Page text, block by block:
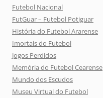
Futebol Nacional
FutGuar – Futebol Potiguar
História do Futebol Ararense
Imortais do Futebol
Jogos Perdidos
Memória do Futebol Cearense
Mundo dos Escudos
Museu Virtual do Futebol